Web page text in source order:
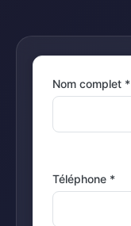
Nom complet *
Téléphone *